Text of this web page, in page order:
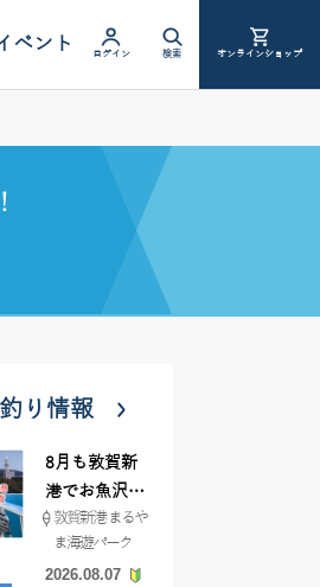
ベント ログイン 検索 オンラインショップ
り情報
8月も敦賀新
港でお魚沢山
♪ イシグロ彦
根店
敦賀新港 まるや
ま海遊パーク
2026.08.07